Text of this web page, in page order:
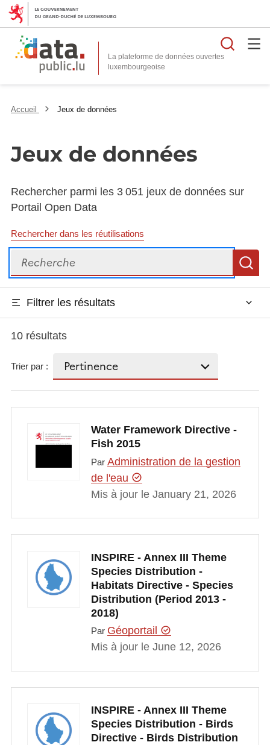
La plateforme de données ouvertes
Accueil Jeux de données
Jeux de données
Rechercher parmi les 3 051 jeux de données sur
Portail Open Data
Rechercher dans les réutilisations
Recherche
Filtrer les résultats
10 résultats
Trier par :
Water Framework Directive -
Fish 2015
Par Administration de la gestion
de l'eau
Mis à jour le January 21, 2026
INSPIRE - Annex III Theme
Species Distribution -
Habitats Directive - Species
Distribution (Period 2013 -
2018)
Par Géoportail
Mis à jour le June 12, 2026
INSPIRE - Annex III Theme
Species Distribution - Birds
Directive - Birds Distribution